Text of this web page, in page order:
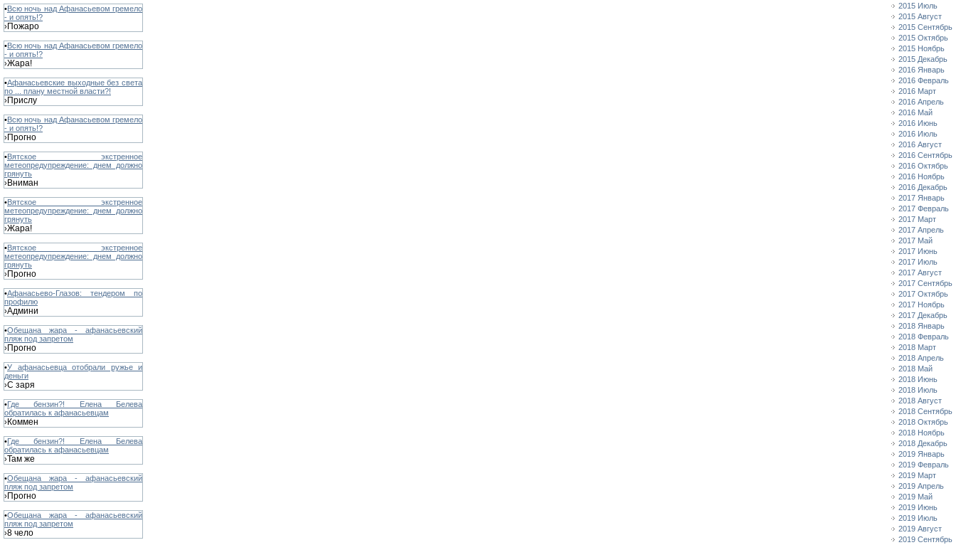
•Всю ночь над Афанасьевом гремело
- и опять!?
›Пожаро
•Всю ночь над Афанасьевом гремело
- и опять!?
›Жара!
•Афанасьевские выходные без света
по ... плану местной власти?!
›Прислу
•Всю ночь над Афанасьевом гремело
- и опять!?
›Прогно
•Вятское экстренное
метеопредупреждение: днем должно
грянуть
›Вниман
•Вятское экстренное
метеопредупреждение: днем должно
грянуть
›Жара!
•Вятское экстренное
метеопредупреждение: днем должно
грянуть
›Прогно
•Афанасьево-Глазов: тендером по
профилю
›Админи
•Обещана жара - афанасьевский
пляж под запретом
›Прогно
•У афанасьевца отобрали ружье и
деньги
›С заря
•Где бензин?! Елена Белева
обратилась к афанасьевцам
›Коммен
•Где бензин?! Елена Белева
обратилась к афанасьевцам
›Там же
•Обещана жара - афанасьевский
пляж под запретом
›Прогно
•Обещана жара - афанасьевский
пляж под запретом
›8 чело
2015 Июль
2015 Август
2015 Сентябрь
2015 Октябрь
2015 Ноябрь
2015 Декабрь
2016 Январь
2016 Февраль
2016 Март
2016 Апрель
2016 Май
2016 Июнь
2016 Июль
2016 Август
2016 Сентябрь
2016 Октябрь
2016 Ноябрь
2016 Декабрь
2017 Январь
2017 Февраль
2017 Март
2017 Апрель
2017 Май
2017 Июнь
2017 Июль
2017 Август
2017 Сентябрь
2017 Октябрь
2017 Ноябрь
2017 Декабрь
2018 Январь
2018 Февраль
2018 Март
2018 Апрель
2018 Май
2018 Июнь
2018 Июль
2018 Август
2018 Сентябрь
2018 Октябрь
2018 Ноябрь
2018 Декабрь
2019 Январь
2019 Февраль
2019 Март
2019 Апрель
2019 Май
2019 Июнь
2019 Июль
2019 Август
2019 Сентябрь